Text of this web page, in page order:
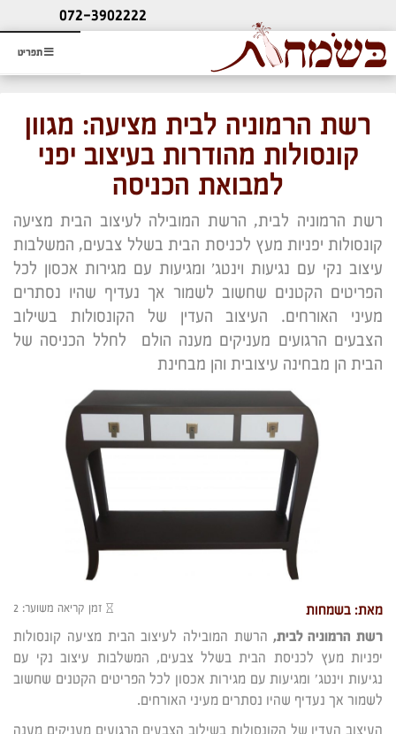
תפריט
ליעוץ חינם
והזמנת כרטיס שמחות
072-3902222
רשת הרמוניה לבית מציעה: מגוון
קונסולות מהודרות בעיצוב יפני
למבואת הכניסה
רשת הרמוניה לבית, הרשת המובילה לעיצוב הבית מציעה
קונסולות יפניות מעץ לכניסת הבית בשלל צבעים, המשלבות
עיצוב נקי עם נגיעות וינטג' ומגיעות עם מגירות אכסון לכל
הפריטים הקטנים שחשוב לשמור אך נעדיף שהיו נסתרים
מעיני האורחים. העיצוב העדין של הקונסולות בשילוב
הצבעים הרגועים מעניקים מענה הולם לחלל הכניסה של
הבית הן מבחינה עיצובית והן מבחינת
מאת: בשמחות זמן קריאה משוער: 2
רשת הרמוניה לבית, הרשת המובילה לעיצוב הבית מציעה קונסולות
יפניות מעץ לכניסת הבית בשלל צבעים, המשלבות עיצוב נקי עם
נגיעות וינטג' ומגיעות עם מגירות אכסון לכל הפריטים הקטנים שחשוב
לשמור אך נעדיף שהיו נסתרים מעיני האורחים.
העיצוב העדין של הקונסולות בשילוב הצבעים הרגועים מעניקים מענה